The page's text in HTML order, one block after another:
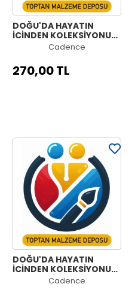
DOĞU'DA HAYATIN
İÇİNDEN KOLEKSİYONU
OE-11 90X125CM
Cadence
270,00 TL
DOĞU'DA HAYATIN
İÇİNDEN KOLEKSİYONU
OE-09 90X125CM
Cadence